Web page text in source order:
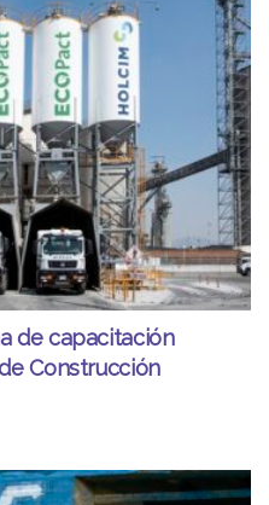
de capacitación
Construcción